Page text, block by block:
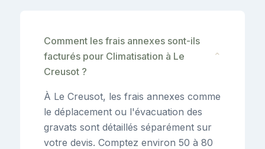
Comment les frais annexes sont-ils
facturés pour Climatisation à Le
Creusot ?
⌄
À Le Creusot, les frais annexes comme
le déplacement ou l'évacuation des
gravats sont détaillés séparément sur
votre devis. Comptez environ 50 à 80